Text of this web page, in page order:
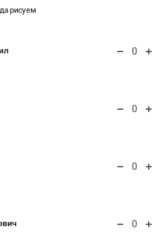
рисуем
0
0
0
0